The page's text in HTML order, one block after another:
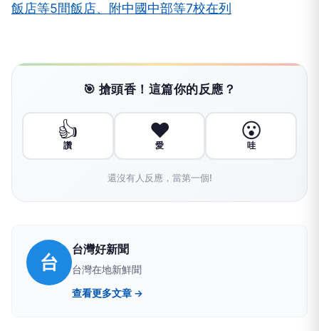
飯店等5間飯店、附中國中部等7校在列
🎯 搶頭香！這篇你的反應？
👍
讚
❤️
愛
😮
哇
還沒有人反應，當第一個!
台
台灣好新聞
台灣在地新鮮聞
查看更多文章 →